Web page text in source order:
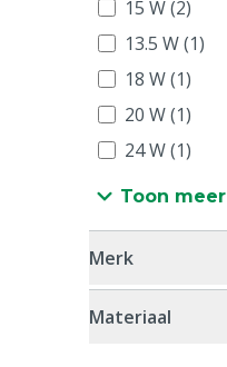
15 W (2)
13.5 W (1)
18 W (1)
20 W (1)
24 W (1)
Toon meer
Merk
Materiaal